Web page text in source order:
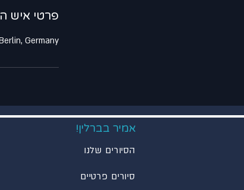
פרטי איש
Germany
אמיר בברלין!
הסיורים שלנו
סיורים פרטיים